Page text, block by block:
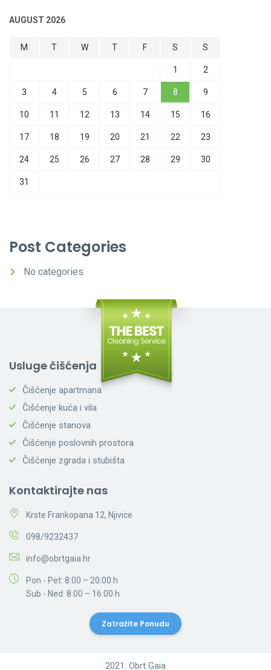
AUGUST 2026
M T W T F S S
1 2
3 4 5 6 7 8 9
10 11 12 13 14 15 16
17 18 19 20 21 22 23
24 25 26 27 28 29 30
31
Post Categories
No categories
Usluge čišćenja
Čišćenje apartmana
Čišćenje kuća i vila
Čišćenje stanova
Čišćenje poslovnih prostora
Čišćenje zgrada i stubišta
Kontaktirajte nas
Krste Frankopana 12, Njivice
098/9232437
info@obrtgaia.hr
Pon - Pet: 8:00 – 20:00 h
Sub - Ned: 8:00 – 16:00 h
Zatražite Ponudu
2021. Obrt Gaia